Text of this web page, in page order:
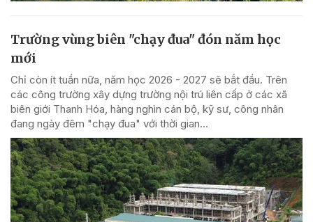
Trường vùng biên "chạy đua" đón năm học
mới
Chỉ còn ít tuần nữa, năm học 2026 - 2027 sẽ bắt đầu. Trên
các công trường xây dựng trường nội trú liên cấp ở các xã
biên giới Thanh Hóa, hàng nghìn cán bộ, kỹ sư, công nhân
đang ngày đêm "chạy đua" với thời gian...